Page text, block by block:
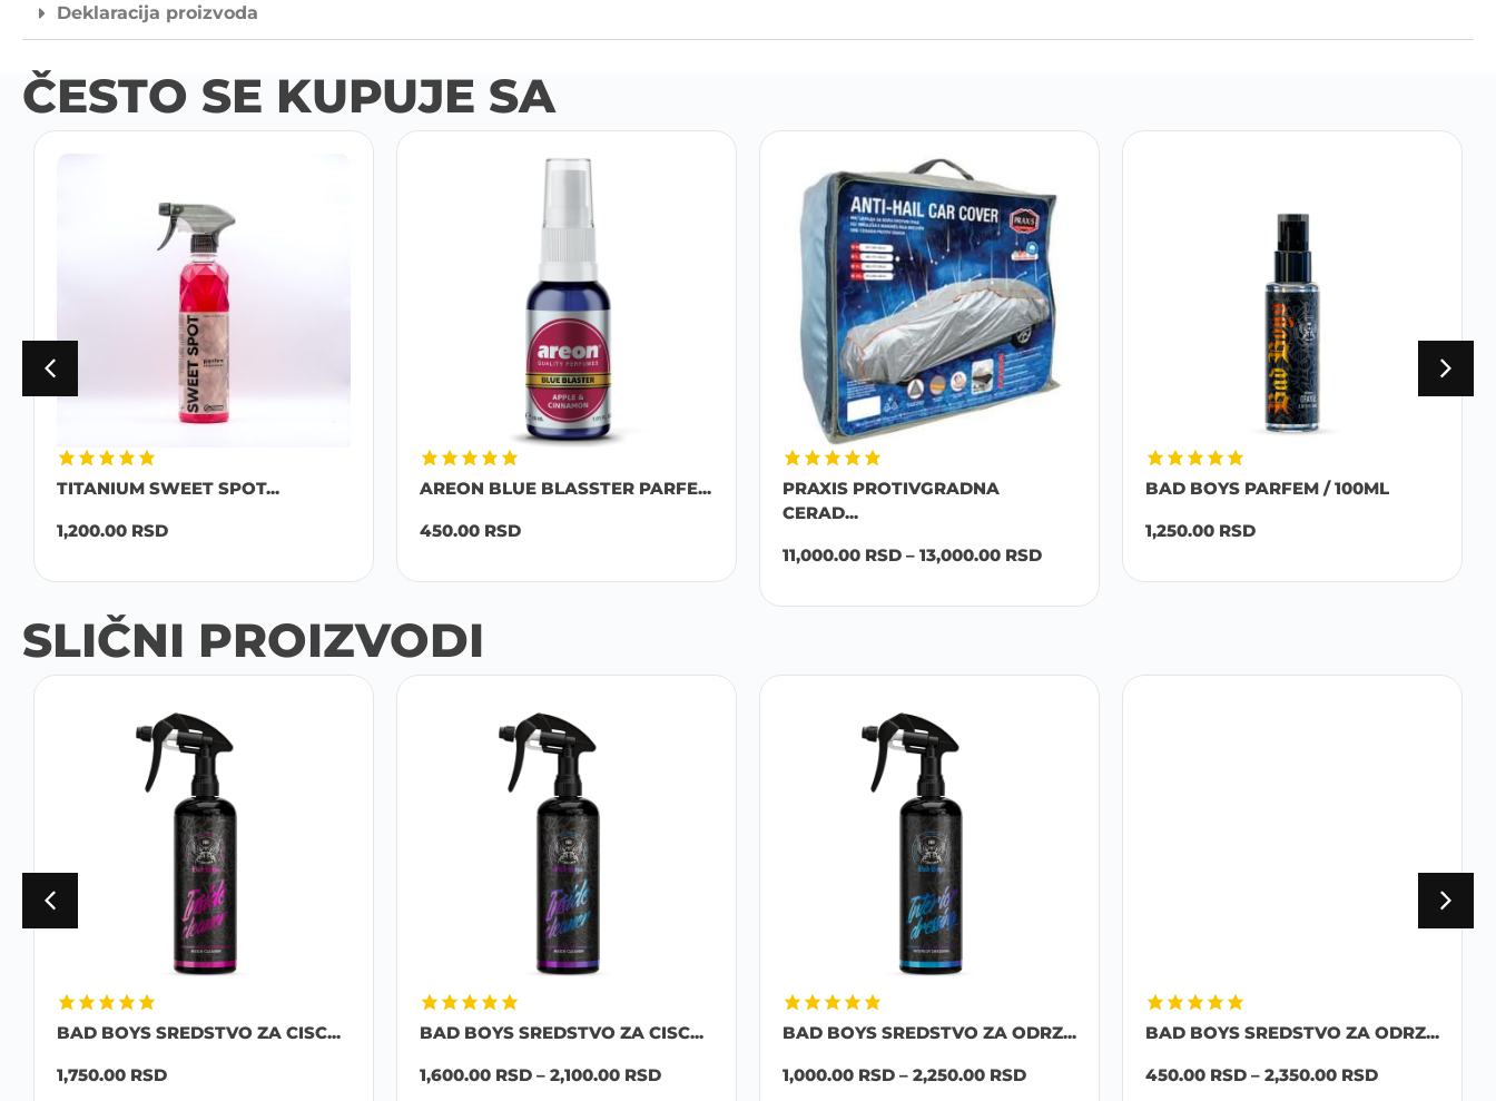
Deklaracija proizvoda
ČESTO SE KUPUJE SA
TITANIUM SWEET SPOT...
1,200.00 RSD
AREON BLUE BLASSTER PARFE...
450.00 RSD
PRAXIS PROTIVGRADNA
CERAD...
11,000.00 RSD – 13,000.00 RSD
BAD BOYS PARFEM / 100ML
1,250.00 RSD
SLIČNI PROIZVODI
BAD BOYS SREDSTVO ZA CISC...
1,750.00 RSD
BAD BOYS SREDSTVO ZA CISC...
1,600.00 RSD – 2,100.00 RSD
BAD BOYS SREDSTVO ZA ODRZ...
1,000.00 RSD – 2,250.00 RSD
BAD BOYS SREDSTVO ZA ODRZ...
450.00 RSD – 2,350.00 RSD